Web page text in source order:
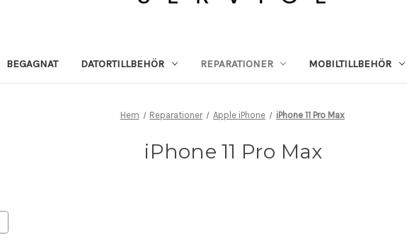
BEGAGNAT DATORTILLBEHÖR REPARATIONER MOBILTILLBEHÖR
Hem Reparationer Apple iPhone iPhone 11 Pro Max
iPhone 11 Pro Max